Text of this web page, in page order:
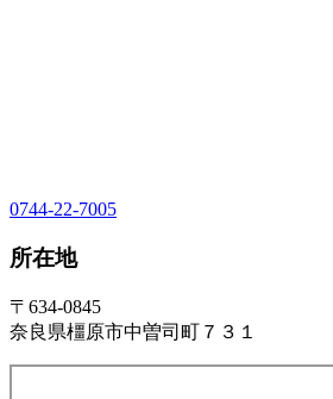
0744-22-7005
所在地
〒634-0845
奈良県橿原市中曽司町７３１